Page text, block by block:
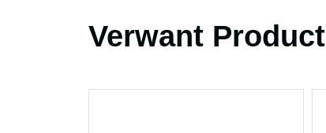
Verwant Product